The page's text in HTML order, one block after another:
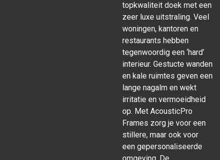
topkwaliteit doek met een
zeer luxe uitstraling. Veel
woningen, kantoren en
restaurants hebben
tegenwoordig een ‘hard’
interieur. Gestucte wanden
en kale ruimtes geven een
lange nagalm en wekt
irritatie en vermoeidheid
op. Met AcousticPro
Frames zorg je voor een
stillere, maar ook voor
een gepersonaliseerde